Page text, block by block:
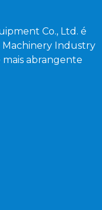
Co., Ltd. é
Machinery Industry
mais abrangente